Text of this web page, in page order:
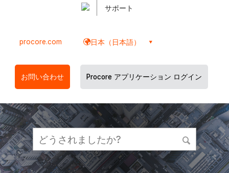
サポート
procore.com 日本（日本語）
お問い合わせ Procore アプリケーション ログイン